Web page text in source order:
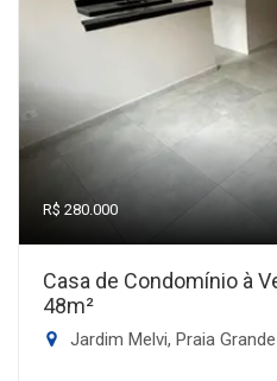
R$ 280.000
Casa de Condomínio à
48m²
Jardim Melvi, Praia